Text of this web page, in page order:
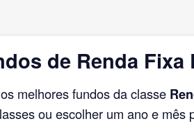
de Renda
melhores fundos da classe
ou escolher um ano e mês